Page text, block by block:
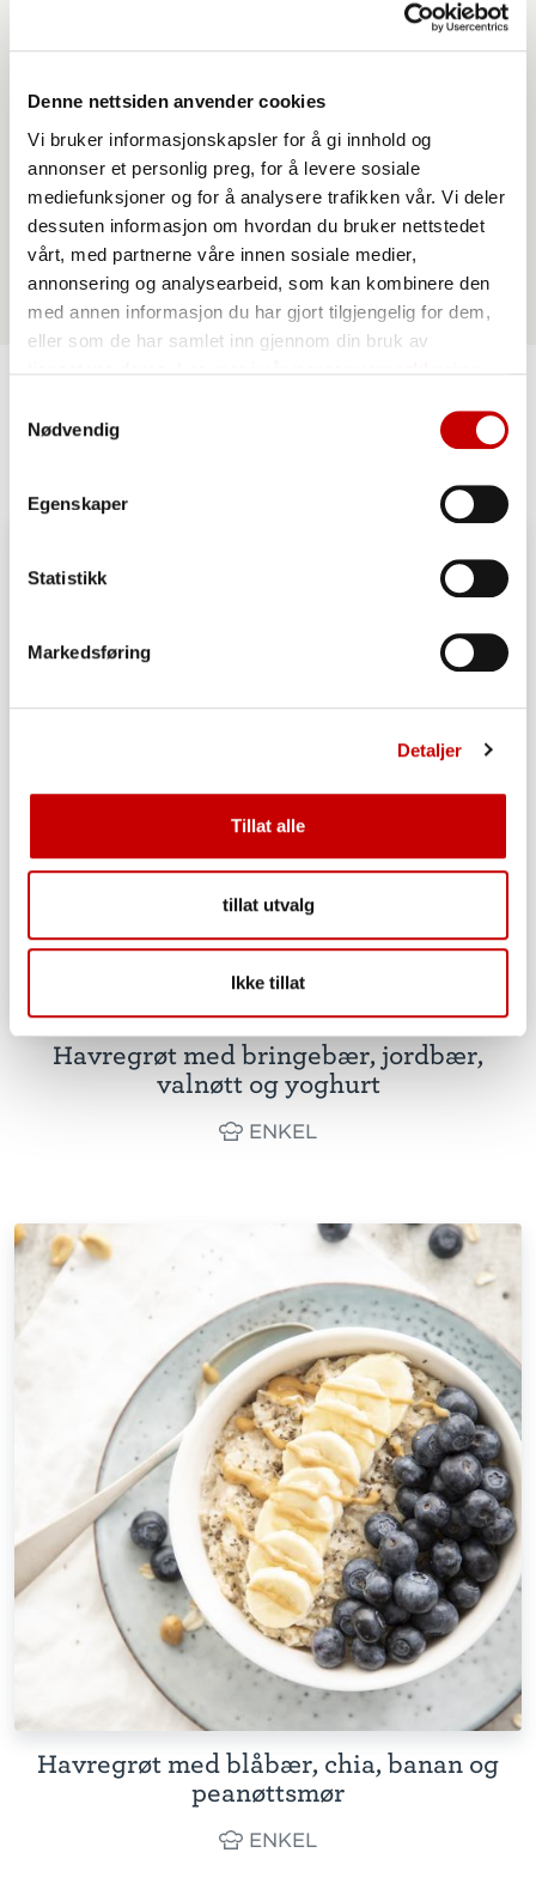
Denne nettsiden anvender cookies
Vi bruker informasjonskapsler for å gi innhold og
annonser et personlig preg, for å levere sosiale
mediefunksjoner og for å analysere trafikken vår. Vi deler
dessuten informasjon om hvordan du bruker nettstedet
vårt, med partnerne våre innen sosiale medier,
annonsering og analysearbeid, som kan kombinere den
med annen informasjon du har gjort tilgjengelig for dem,
eller som de har samlet inn gjennom din bruk av
Nødvendig
Egenskaper
Statistikk
Markedsføring
Detaljer
Tillat alle
tillat utvalg
Ikke tillat
Urkraft Havregryn lettkokte
Lignende oppskrifter
Havregrøt med bringebær, jordbær,
valnøtt og yoghurt
ENKEL
Havregrøt med blåbær, chia, banan og
peanøttsmør
ENKEL